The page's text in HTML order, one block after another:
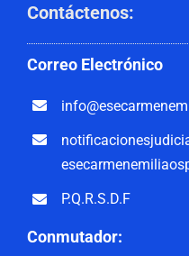
Contáctenos:
Correo Electrónico
P.Q.R.S.D.F
Conmutador: